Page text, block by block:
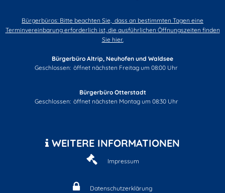
Bürgerbüros: Bitte beachten Sie, dass an bestimmten Tagen eine
Terminvereinbarung erforderlich ist, die ausführlichen Öffnungszeiten finden
Sie hier.
Bürgerbüro Altrip, Neuhofen und Waldsee
Klicken, um weitere Öffnungs- oder Schließzeiten auszublenden
Geschlossen: öffnet nächsten Freitag um 08:00 Uhr
Bürgerbüro Otterstadt
Klicken, um weitere Öffnungs- oder Schließzeiten auszublenden
Geschlossen: öffnet nächsten Montag um 08:30 Uhr
WEITERE INFORMATIONEN
Impressum
Datenschutzerklärung